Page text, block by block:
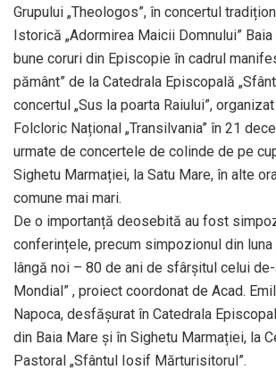
Grupului „Theologos”, în concertul
Istorică „Adormirea Maicii Domnului”
bune coruri din Episcopie în cadrul
pământ” de la Catedrala Episcopală
concertul „Sus la poarta Raiului”,
Folcloric Național „Transilvania” în 21
urmate de concertele de colinde de pe
Sighetu Marmației, la Satu Mare, în alte
comune mai mari.
De o importanță deosebită au fost
conferințele, precum simpozionul din luna
lângă noi – 80 de ani de sfârșitul celui
Mondial” , proiect coordonat de Acad.
Napoca, desfășurat în Catedrala
din Baia Mare și în Sighetu Marmației, la
Pastoral „Sfântul Iosif Mărturisitorul”.